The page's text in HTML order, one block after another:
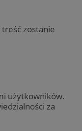
zostanie
użytkowników.
za